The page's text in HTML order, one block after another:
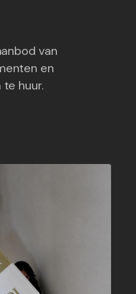
van
en
huur.